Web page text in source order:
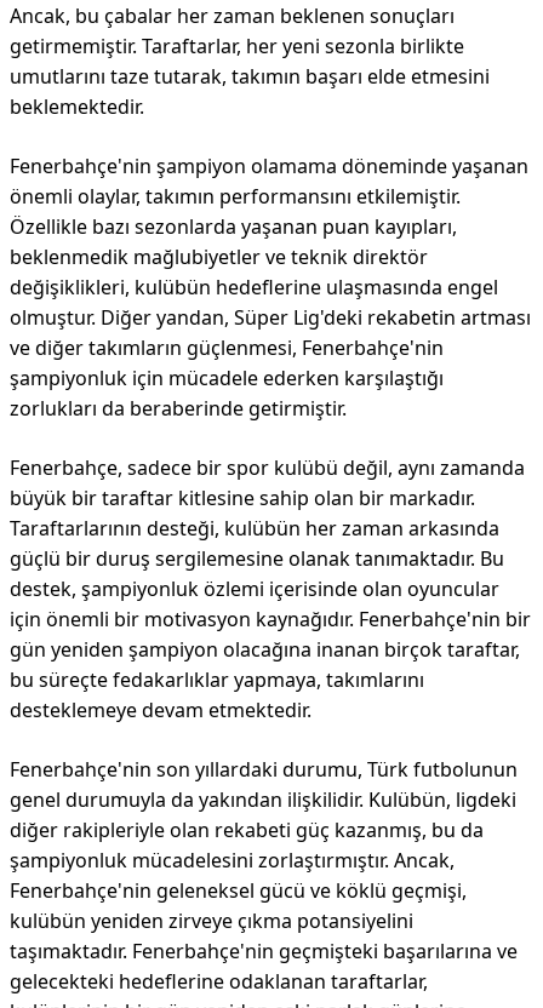
Ancak, bu çabalar her zaman beklenen sonuçları
getirmemiştir. Taraftarlar, her yeni sezonla birlikte
umutlarını taze tutarak, takımın başarı elde etmesini
beklemektedir.
Fenerbahçe'nin şampiyon olamama döneminde yaşanan
önemli olaylar, takımın performansını etkilemiştir.
Özellikle bazı sezonlarda yaşanan puan kayıpları,
beklenmedik mağlubiyetler ve teknik direktör
değişiklikleri, kulübün hedeflerine ulaşmasında engel
olmuştur. Diğer yandan, Süper Lig'deki rekabetin artması
ve diğer takımların güçlenmesi, Fenerbahçe'nin
şampiyonluk için mücadele ederken karşılaştığı
zorlukları da beraberinde getirmiştir.
Fenerbahçe, sadece bir spor kulübü değil, aynı zamanda
büyük bir taraftar kitlesine sahip olan bir markadır.
Taraftarlarının desteği, kulübün her zaman arkasında
güçlü bir duruş sergilemesine olanak tanımaktadır. Bu
destek, şampiyonluk özlemi içerisinde olan oyuncular
için önemli bir motivasyon kaynağıdır. Fenerbahçe'nin bir
gün yeniden şampiyon olacağına inanan birçok taraftar,
bu süreçte fedakarlıklar yapmaya, takımlarını
desteklemeye devam etmektedir.
Fenerbahçe'nin son yıllardaki durumu, Türk futbolunun
genel durumuyla da yakından ilişkilidir. Kulübün, ligdeki
diğer rakipleriyle olan rekabeti güç kazanmış, bu da
şampiyonluk mücadelesini zorlaştırmıştır. Ancak,
Fenerbahçe'nin geleneksel gücü ve köklü geçmişi,
kulübün yeniden zirveye çıkma potansiyelini
taşımaktadır. Fenerbahçe'nin geçmişteki başarılarına ve
gelecekteki hedeflerine odaklanan taraftarlar,